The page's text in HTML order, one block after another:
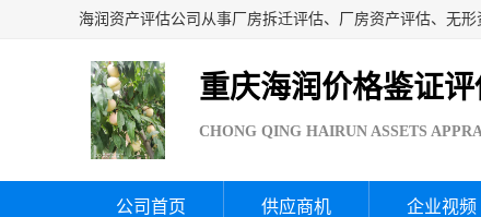
重庆海润价格鉴证评
CHONG QING HAIRUN ASSETS
公司首页 供应商机 企业视频